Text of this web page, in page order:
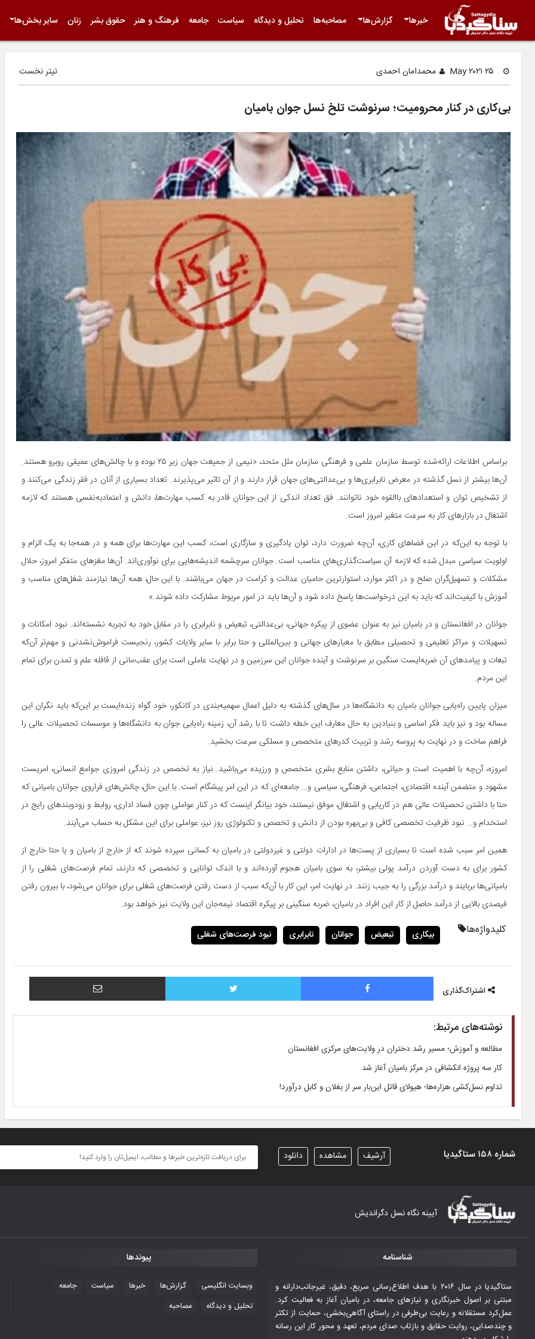
خبرها گزارش‌ها مصاحبه‌ها تحلیل و دیدگاه سیاست جامعه فرهنگ و هنر حقوق بشر زنان سایر بخش‌ها
محمدامان احمدی تیتر نخست
بی‌کاری در کنار محرومیت؛ سرنوشت تلخ نسل جوان بامیان
براساس اطلاعات ارائه‌‌شده توسط سازمان علمی و فرهنگی سازمان ملل متحد، «نیمی از جمیعت جهان زیر ۲۵ بوده و با چالش‌های عمیقی روبرو هستند.
آن‌ها بیشتر از نسل گذشته در معرض نابرابری‌ها و بی‌عدالتی‌های جهان قرار دارند و از آن تاثیر می‌پذیرند. تعداد بسیاری از آنان در فقر زندگی می‌کنند و
از تشخیص توان و استعدادهای باالقوه خود ناتوانند. فق تعداد اندکی از این جوانان قادر به کسب مهارت‌‌ها، دانش و اعتماد‌به‌نفسی هستند که لازمه
اشتغال در بازارهای کار به سرعت متغیر امروز است.
با توجه به این‌که در این فضاهای کاری، آن‌چه ضرورت دارد، توان یادگیری و سازگاری است، کسب این مهارت‌ها برای همه و در همه‌جا به یک الزام و
اولویت سیاسی مبدل شده که لازمه آن سیاست‌گذاری‌های مناسب است. جوانان سرچشمه اندیشه‌هایی برای نوآوری‌اند. آن‌ها مغزهای متفکر امروز، حلال
مشکلات و تسهیل‌گران صلح و در اکثر موارد، استوارترین حامیان عدالت و کرامت در جهان می‌باشند. با این حال، همه آن‌ها نیازمند شغل‌های مناسب و
آموزش با کیفیت‌اند که باید به این درخواست‌ها پاسخ داده شود و آن‌ها باید در امور مربوط مشارکت داده شوند.»
جوانان در افغانستان و در بامیان نیز به عنوان عضوی از پیکره جهانی، بی‌عدالتی، تبعیض و نابرابری را در مقابل خود به تجربه نشسته‌اند. نبود امکانات و
تسهیلات و مراکز تعلیمی و تحصیلی مطابق با معیارهای جهانی و بین‌المللی و حتا برابر با سایر ولایات کشور، رنجیست فراموش‌نشدنی و مهم‌تر آن‌که
تبعات و پیامدهای آن ضربه‌ایست سنگین بر سرنوشت و آینده جوانان این سرزمین و در نهایت عاملی است برای عقب‌مانی از قافله علم و تمدن برای تمام
این مردم.
میزان پایین راه‌یابی جوانان بامیان به دانشگاه‌ها در سال‌های گذشته به دلیل اعمال سهمیه‌بندی در کانکور، خود گواه زنده‌ایست بر این‌که باید نگران این
مساله بود و نیز باید فکر اساسی و بنیادین به حال معارف این خطه داشت تا با رشد آن، زمینه‌ راه‌یابی جوان به دانشگاه‌ها و موسسات تحصیلات عالی را
فراهم ساخت و در نهایت به پروسه رشد و تربیت کدرهای متخصص و مسلکی سرعت بخشید.
امروزه، آن‌چه با اهمیت است و حیاتی، داشتن منابع بشری متخصص و ورزیده می‌باشید. نیاز به تخصص در زندگی امروزی جوامع انسانی، امریست
مشهود و متضمن آینده اقتصادی، اجتماعی، فرهنگی، سیاسی و… جامعه‌ای که در این امر پیشگام است. با این حال، چالش‌های فراروی جوانان بامیانی که
حتا با داشتن تحصیلات عالی هم در کاریابی و اشتغال، موفق نیستند، خود بیانگر اینست که در کنار عواملی چون فساد اداری، روابط و زودوبندهای رایج در
استخدام و… نبود ظرفیت تخصصی کافی و بی‌بهره بودن از دانش و تخصص و تکنولوژی روز نیز، عواملی برای این مشکل به حساب می‌آیند.
همین امر سبب شده است تا بسیاری از پست‌ها در ادارات دولتی و غیردولتی در بامیان به کسانی سپرده شوند که از خارج از بامیان و یا حتا خارج از
کشور برای به دست آوردن درآمد پولی بیشتر، به سوی بامیان هجوم آورده‌اند و با اندک توانایی و تخصصی که دارند، تمام فرصت‌های شغلی را از
بامیانی‌ها بربایند و درآمد بزرگی را به‌ جیب زنند. در نهایت امر، این کار با آن‌که سبب از دست رفتن فرصت‌های شغلی برای جوانان می‌شود، با بیرون رفتن
فیصدی بالایی از درآمد حاصل از کار این افراد در بامیان، ضربه سنگینی بر پیکره اقتصاد نیمه‌جان این ولایت نیز خواهد بود.
کلیدواژه‌ها بیکاری تبعیض جوانان نابرابری نبود فرصت‌های شغلی
اشتراک‌گذاری
فیس بوک توییتر اشتراک با ایمیل
نوشته‌های مرتبط:
مطالعه و آموزش؛ مسیر رشد دختران در ولایت‌های مرکزی افغانستان
کار سه پروژه انکشافی در مرکز بامیان آغاز شد
تداوم نسل­‌کشی هزاره‌­ها؛ هیولای قاتل این‌­بار سر از بغلان و کابل درآورد!
شماره ۱۵۸ ستاگیدیا دانلود مشاهده آرشیف
آیینه نگاه نسل دگراندیش
شناسنامه
ستاگیدیا در سال ۲۰۱۶ با هدف اطلاع‌رسانی سریع، دقیق، غیرجانب‌دارانه و
مبتنی بر اصول خبرنگاری و نیازهای جامعه، در بامیان آغاز به فعالیت کرد.
عمل‌کرد مستقلانه و رعایت بی‌طرفی در راستای آگاهی‌بخشی، حمایت از تکثر
و چندصدایی، روایت حقایق و بازتاب صدای مردم، تعهد و محور کار این رسانه
پیوندها
وبسایت انگلیسی گزارش‌ها خبرها سیاست
جامعه
تحلیل و دیدگاه
مصاحبه